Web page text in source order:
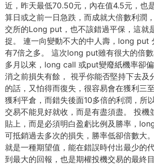
近，昨天最低70.50元，內在值4.5元，也
算日或之前一日急跌，而成就大倍數利潤
交所的Long put，也不該錯過平保，這就
捉。 連一向變動不大的中人壽，long put
有7倍之多。 這次long put雖有很大的倍
多月以來，long call 或put變廢紙機率卻
消之前損失有餘， 視乎你能否堅持下去及
的話，又怕得而復失，很容易會在獲利三
獲利平倉，而錯失後面10多倍的利潤，所
交易不能見好就收，而是有盡須盡。 投機
貼上，而是必須明白盈虧比例及勝率，
可抵銷過去多次的損失，勝率低卻倍數大
就是一種期望值，能在錯誤時付出最少的
到最大的回報，也是期權投機交易的最終